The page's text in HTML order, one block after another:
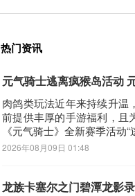
热门资讯
元气骑士逃离疯猴岛活动
肉鸽类玩法近年来持续升温
前提供丰厚的手游福利，且
《元气骑士》全新赛季活动
2026年08月09日 01:48
龙族卡塞尔之门碧潭龙影